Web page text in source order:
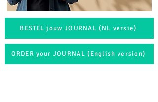
BESTEL jouw JOURNAL (NL versie)
ORDER your JOURNAL (English version)